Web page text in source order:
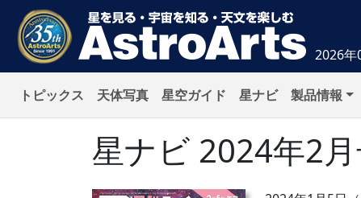
2026年
トピックス 天体写真 星空ガイド 星ナビ 製品情報
星ナビ 2024年2